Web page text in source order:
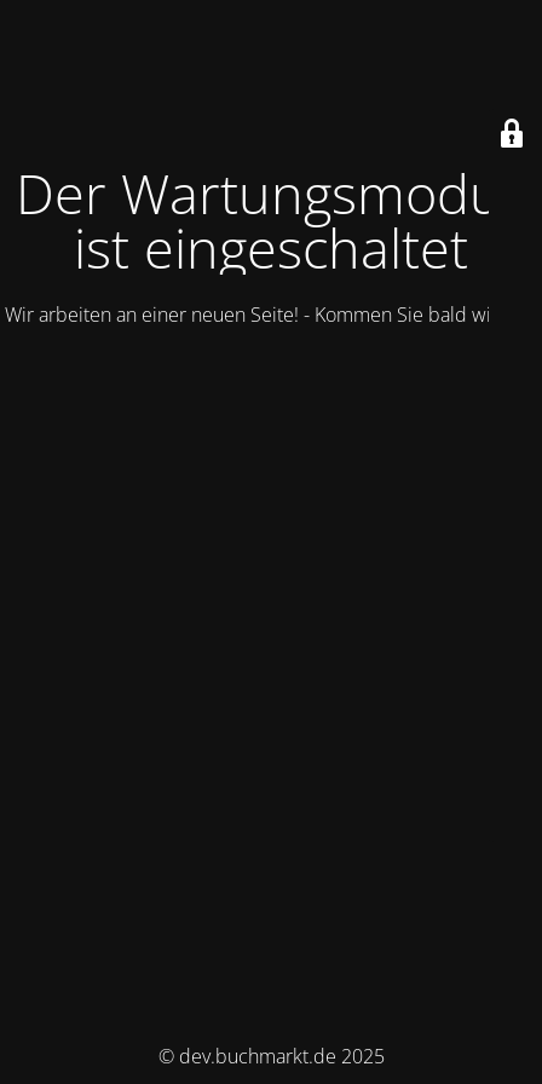
Der Wartungsmodus
ist eingeschaltet
Wir arbeiten an einer neuen Seite! - Kommen Sie bald wieder.
© dev.buchmarkt.de 2025